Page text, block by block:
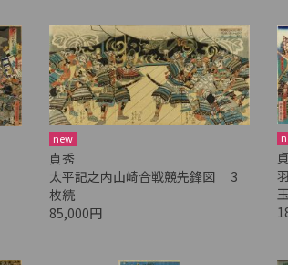
new
貞秀
太平記之内山崎合戦競先鋒図 3
枚続
85,000円